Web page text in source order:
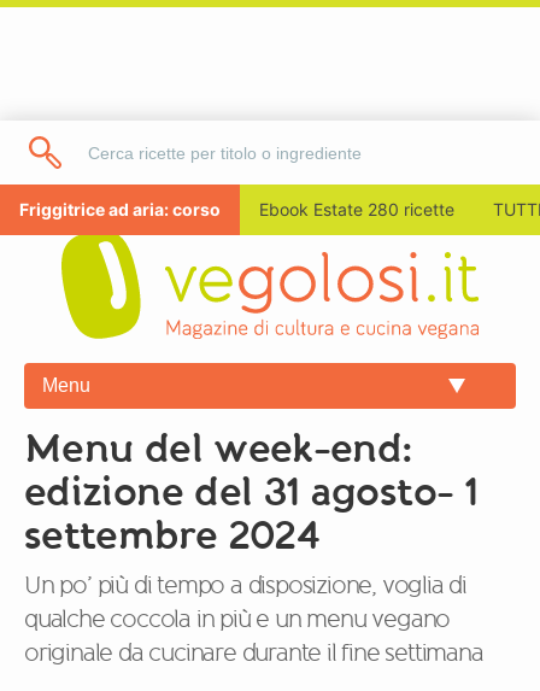
Friggitrice ad aria: corso Ebook Estate 280 ricette
Menu
Menu del week-end:
edizione del 31 agosto- 1
settembre 2024
Un po’ più di tempo a disposizione, voglia di
qualche coccola in più e un menu vegano
originale da cucinare durante il fine settimana